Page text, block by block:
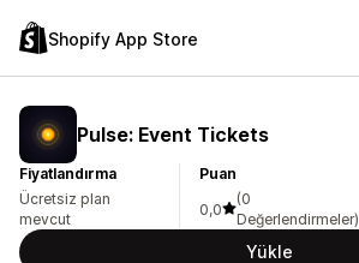
Shopify App Store
Pulse: Event Tickets
Fiyatlandırma
Ücretsiz plan
mevcut
Puan
0,0
(0
Değerlendirmeler)
Yükle